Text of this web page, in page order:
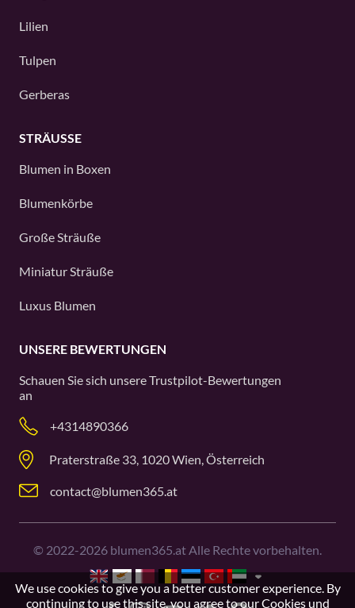
Lilien
Tulpen
Gerberas
STRÄUSSE
Blumen in Boxen
Blumenkörbe
Große Sträuße
Miniatur Sträuße
Luxus Blumen
UNSERE BEWERTUNGEN
Schauen Sie sich unsereTrustpilot-Bewertungen
an
+4314890366
Praterstraße 33, 1020 Wien, Österreich
contact@blumen365.at
© 2022-2026 blumen365.at Alle Rechte vorbehalten.
We use cookies to give you a better customer experience. By
continuing to use this site, you agree to ourCookies und